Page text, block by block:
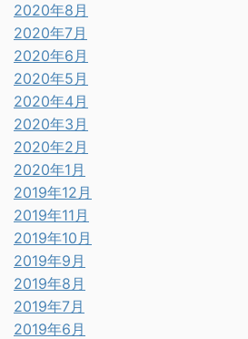
2020年8月
2020年7月
2020年6月
2020年5月
2020年4月
2020年3月
2020年2月
2020年1月
2019年12月
2019年11月
2019年10月
2019年9月
2019年8月
2019年7月
2019年6月